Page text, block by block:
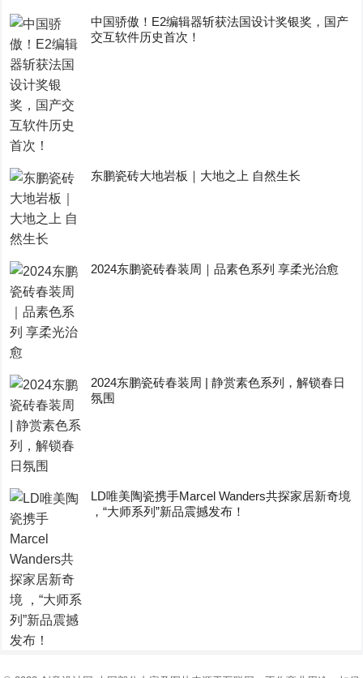
中国骄傲！E2编辑器斩获法国设计奖银奖，国产
交互软件历史首次！
东鹏瓷砖大地岩板｜大地之上 自然生长
2024东鹏瓷砖春装周｜品素色系列 享柔光治愈
2024东鹏瓷砖春装周 | 静赏素色系列，解锁春日
氛围
LD唯美陶瓷携手Marcel Wanders共探家居新奇境
，“大师系列”新品震撼发布！